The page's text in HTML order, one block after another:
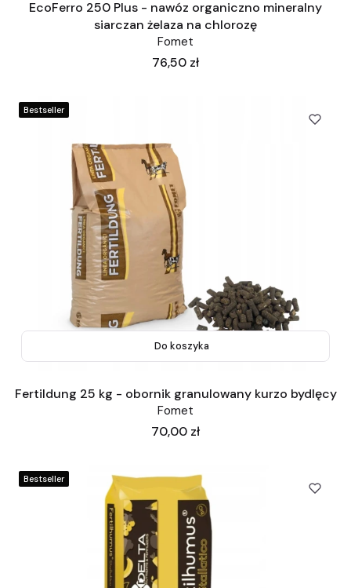
EcoFerro 250 Plus - nawóz organiczno mineralny
siarczan żelaza na chlorozę
Fomet
Cena
76,50 zł
Bestseller
Do koszyka
Fertildung 25 kg - obornik granulowany kurzo bydlęcy
Fomet
Cena
70,00 zł
Bestseller